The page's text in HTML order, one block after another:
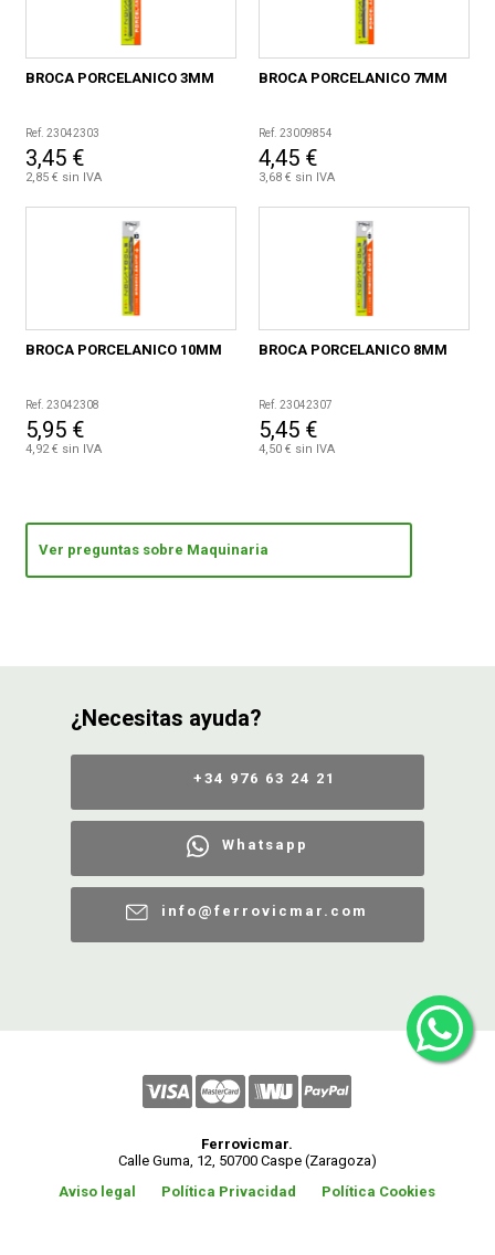
BROCA PORCELANICO 3MM
Ref. 23042303
3,45 €
2,85 € sin IVA
BROCA PORCELANICO 7MM
Ref. 23009854
4,45 €
3,68 € sin IVA
BROCA PORCELANICO 10MM
Ref. 23042308
5,95 €
4,92 € sin IVA
BROCA PORCELANICO 8MM
Ref. 23042307
5,45 €
4,50 € sin IVA
Ver preguntas sobre Maquinaria
¿Necesitas ayuda?
+34 976 63 24 21
Whatsapp
info@ferrovicmar.com
Ferrovicmar.
Calle Guma, 12, 50700 Caspe (Zaragoza)
Aviso legal
Política Privacidad Política Cookies